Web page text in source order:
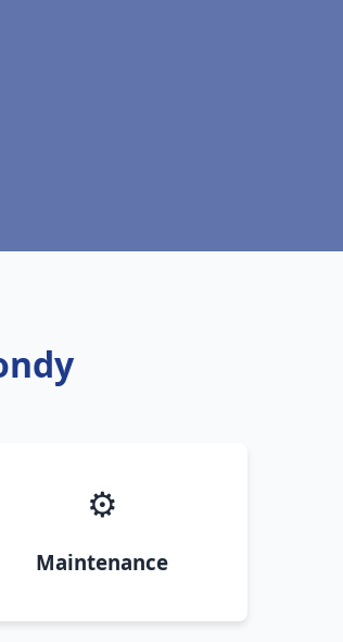
⚙️
Maintenance